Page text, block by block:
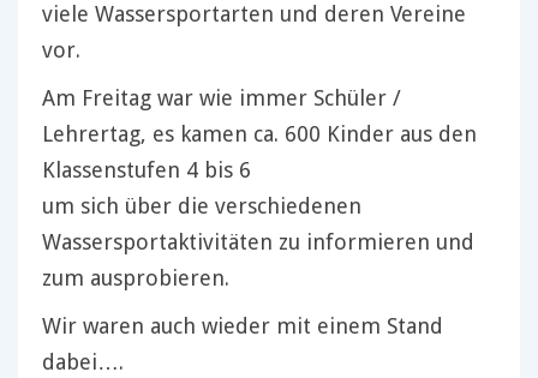
viele Wassersportarten und deren Vereine
vor.
Am Freitag war wie immer Schüler /
Lehrertag, es kamen ca. 600 Kinder aus den
Klassenstufen 4 bis 6
um sich über die verschiedenen
Wassersportaktivitäten zu informieren und
zum ausprobieren.
Wir waren auch wieder mit einem Stand
dabei….